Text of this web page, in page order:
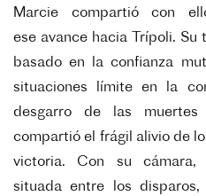
Marcie compartió con
ese avance hacia Trípoli.
basado en la confianza
situaciones límite en la
desgarro de las
compartió el frágil alivio de
victoria. Con su
situada entre
los